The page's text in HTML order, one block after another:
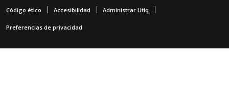
Código ético Accesibilidad Administrar Utiq
Preferencias de privacidad